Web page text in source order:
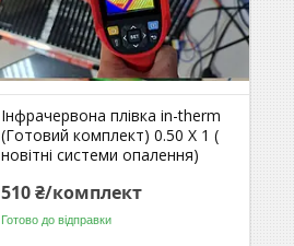
Інфрачервона плівка in-therm
(Готовий комплект) 0.50 Х 1 (
новітні системи опалення)
510 ₴/комплект
Готово до відправки